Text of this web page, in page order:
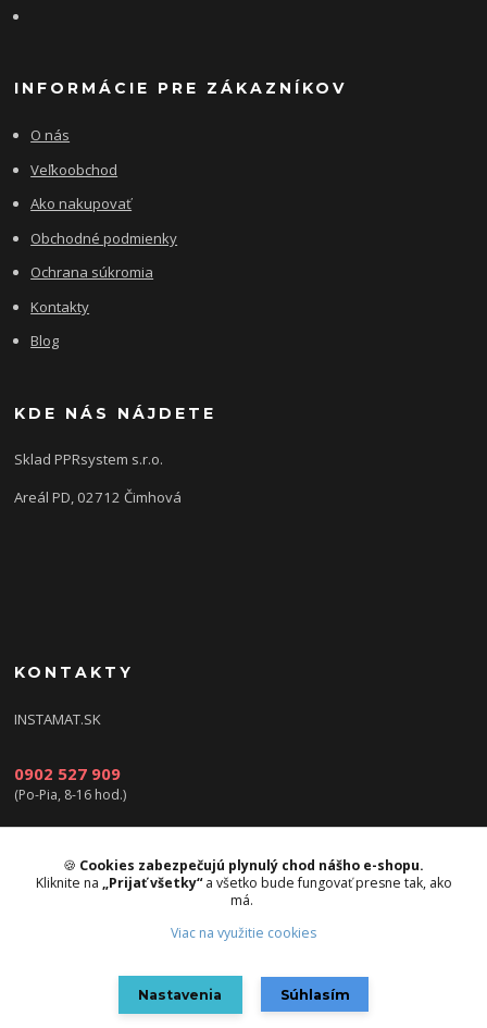
INFORMÁCIE PRE ZÁKAZNÍKOV
O nás
Veľkoobchod
Ako nakupovať
Obchodné podmienky
Ochrana súkromia
Kontakty
Blog
KDE NÁS NÁJDETE
Sklad PPRsystem s.r.o.
Areál PD, 02712 Čimhová
KONTAKTY
INSTAMAT.SK
0902 527 909
(Po-Pia, 8-16 hod.)
info@instamat.sk
🍪 Cookies zabezpečujú plynulý chod nášho e-shopu.
Kliknite na „Prijať všetky“a všetko bude fungovať presne tak, ako
má.
Viac na využitie cookies
Nastavenia Súhlasím